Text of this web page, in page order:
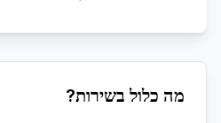
מה כלול בשירות?